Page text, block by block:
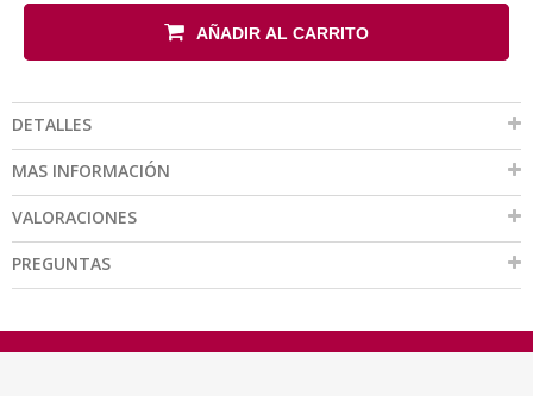
AÑADIR AL CARRITO
DETALLES
MAS INFORMACIÓN
VALORACIONES
PREGUNTAS